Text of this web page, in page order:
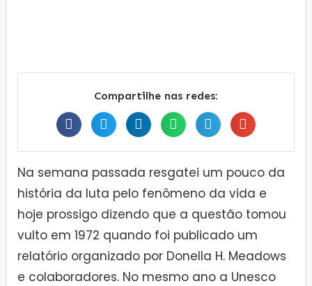
Compartilhe nas redes:
Na semana passada resgatei um pouco da
história da luta pelo fenômeno da vida e
hoje prossigo dizendo que a questão tomou
vulto em 1972 quando foi publicado um
relatório organizado por Donella H. Meadows
e colaboradores. No mesmo ano a Unesco